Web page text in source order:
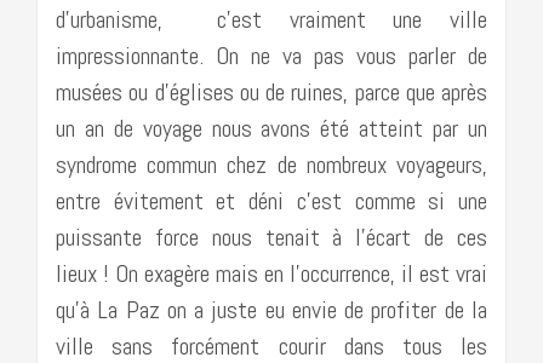
d’urbanisme, c’est vraiment une ville
impressionnante. On ne va pas vous parler de
musées ou d’églises ou de ruines, parce que après
un an de voyage nous avons été atteint par un
syndrome commun chez de nombreux voyageurs,
entre évitement et déni c’est comme si une
puissante force nous tenait à l’écart de ces
lieux ! On exagère mais en l’occurrence, il est vrai
qu’à La Paz on a juste eu envie de profiter de la
ville sans forcément courir dans tous les